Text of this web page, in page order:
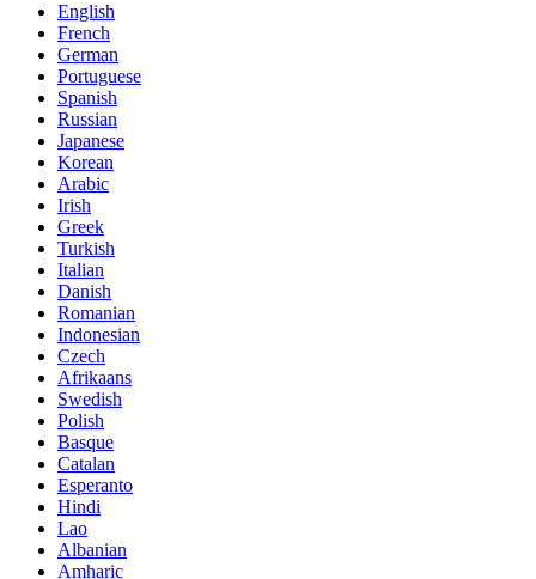
English
French
German
Portuguese
Spanish
Russian
Japanese
Korean
Arabic
Irish
Greek
Turkish
Italian
Danish
Romanian
Indonesian
Czech
Afrikaans
Swedish
Polish
Basque
Catalan
Esperanto
Hindi
Lao
Albanian
Amharic